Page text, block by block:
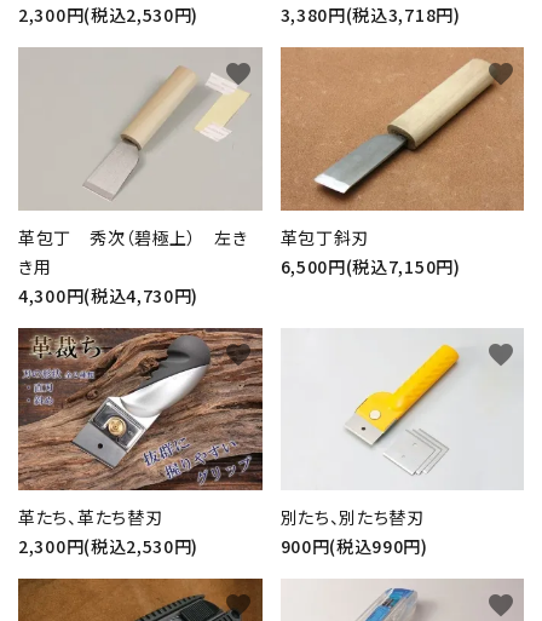
2,300円(税込2,530円) 3,380円(税込3,718円)
革包丁 秀次（碧極上） 左き
き用
4,300円(税込4,730円)
favorite
革包丁斜刃
6,500円(税込7,150円)
favorite
革たち、革たち替刃
2,300円(税込2,530円)
favorite
別たち、別たち替刃
900円(税込990円)
favorite
favorite favorite